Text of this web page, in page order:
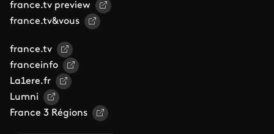
france.tv preview
france.tv&vous
france.tv
franceinfo
La1ere.fr
Lumni
France 3 Régions